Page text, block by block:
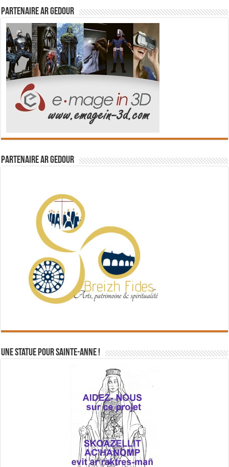
Partenaire Ar Gedour
Partenaire Ar Gedour
Une statue pour Sainte-Anne !